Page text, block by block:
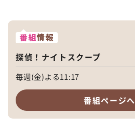
番組情報
探偵！ナイトスクープ
毎週(金)よる11:17
番組ページへ